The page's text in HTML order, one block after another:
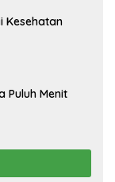
Kesehatan
Puluh Menit